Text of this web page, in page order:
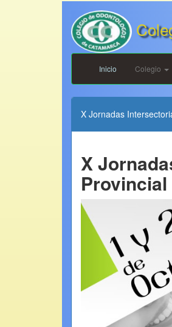
Inicio Colegio
X Jornadas
X
Provincial